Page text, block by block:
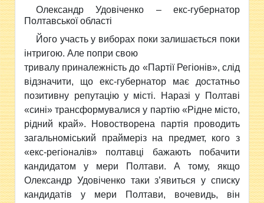
Олександр Удовіченко – екс-губернатор
Полтавської області
Його участь у виборах поки залишається поки
інтригою. Але попри свою
тривалу приналежність до «Партії Регіонів», слід
відзначити, що екс-губернатор має достатньо
позитивну репутацію у місті. Наразі у Полтаві
«сині» трансформувалися у партію «Рідне місто,
рідний край». Новостворена партія проводить
загальноміський праймеріз на предмет, кого з
«екс-регіоналів» полтавці бажають побачити
кандидатом у мери Полтави. А тому, якщо
Олександр Удовіченко таки з’явиться у списку
кандидатів у мери Полтави, вочевидь, він